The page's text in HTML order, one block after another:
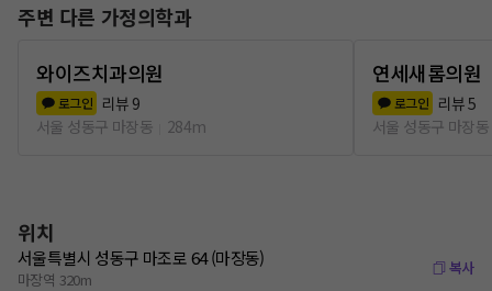
주변 다른 가정의학과
와이즈치과의원
로그인 리뷰 9
서울 성동구 마장동
284m
연세새롬의원
로그인 리뷰5
서울 성동구 마장동
위치
서울특별시 성동구 마조로 64 (마장동)
마장역 320m
복사